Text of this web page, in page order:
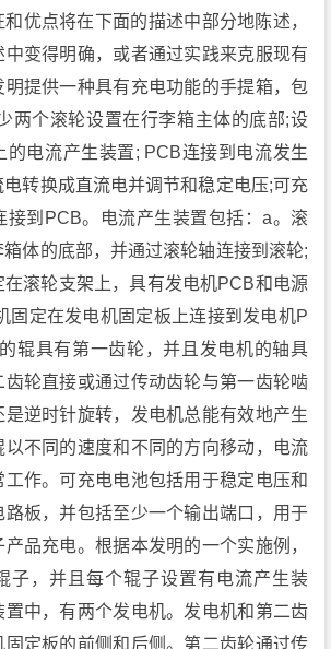
优点将在下面的描述中部分地陈述，
变得明确，或者通过实践来克服现有
提供一种具有充电功能的手提箱，包
两个滚轮设置在行李箱主体的底部;设
的电流产生装置; PCB连接到电流发生
转换成直流电并调节和稳定电压;可充
接到PCB。电流产生装置包括：a。滚
体的底部，并通过滚轮轴连接到滚轮;
滚轮支架上，具有发电机PCB和电源
固定在发电机固定板上连接到发电机P
辊具有第一齿轮，并且发电机的轴具
齿轮直接或通过传动齿轮与第一齿轮啮
逆时针旋转，发电机总能有效地产生
以不同的速度和不同的方向移动，电流
作。可充电电池包括用于稳定电压和
路板，并包括至少一个输出端口，用于
品充电。根据本发明的一个实施例，
子，并且每个辊子设置有电流产生装
置中，有两个发电机。发电机和第二齿
定板的前侧和后侧。第二齿轮通过传